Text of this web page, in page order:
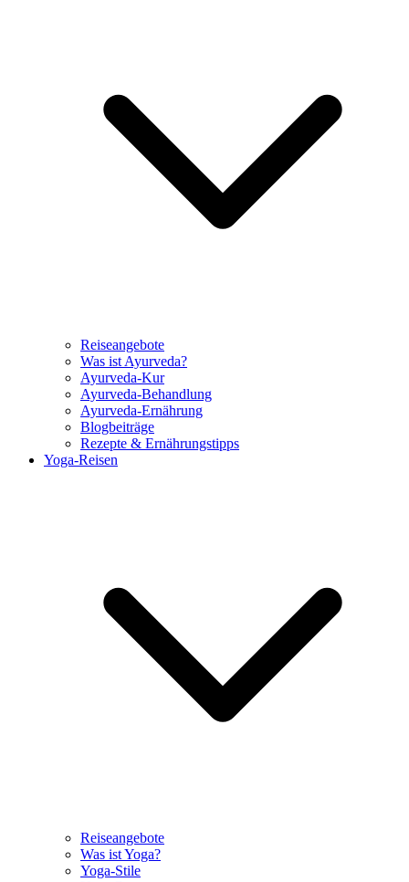
Reiseangebote
Was ist Ayurveda?
Ayurveda-Kur
Ayurveda-Behandlung
Ayurveda-Ernährung
Blogbeiträge
Rezepte & Ernährungstipps
Yoga-Reisen
Reiseangebote
Was ist Yoga?
Yoga-Stile